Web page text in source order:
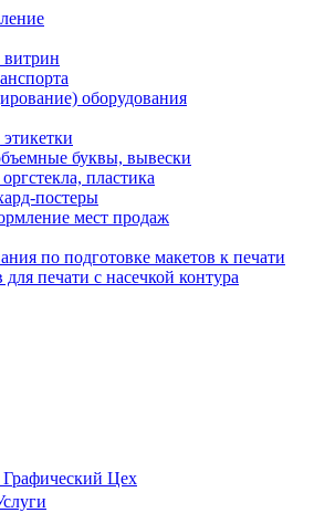
оборудования
буквы, вывески
пластика
постеры
мест продаж
по подготовке макетов к печати
печати с насечкой контура